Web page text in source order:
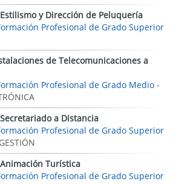
y Dirección de Peluquería
Profesional de Grado Superior
de Telecomunicaciones a
Profesional de Grado Medio -
a Distancia
Profesional de Grado Superior
Turística
Profesional de Grado Superior